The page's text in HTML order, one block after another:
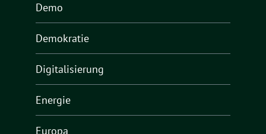
Demo
Demokratie
Digitalisierung
Energie
Europa